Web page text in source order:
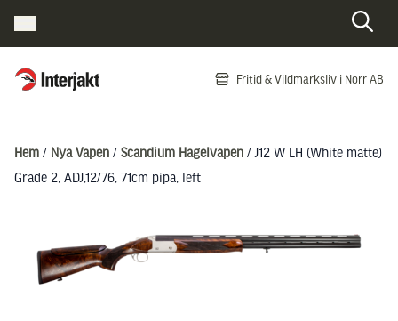
Interjakt SE Fritid & Vildmarksliv i Norr AB
Hem / Nya Vapen / Scandium Hagelvapen / J12 W LH (White matte)
Grade 2, ADJ,12/76, 71cm pipa, left